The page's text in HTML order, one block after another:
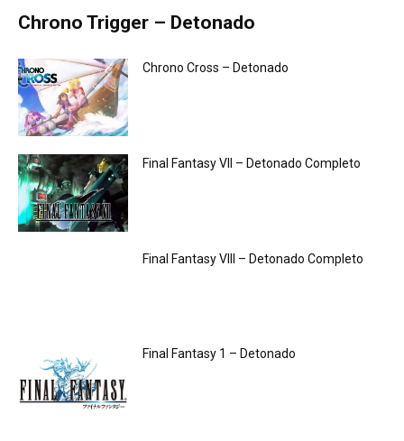
Chrono Trigger – Detonado
Chrono Cross – Detonado
Final Fantasy VII – Detonado Completo
Final Fantasy VIII – Detonado Completo
Final Fantasy 1 – Detonado